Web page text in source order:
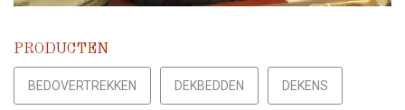
PRODUCTEN
BEDOVERTREKKEN DEKBEDDEN DEKENS